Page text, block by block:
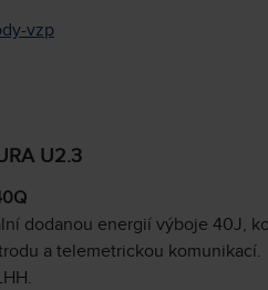
vzp
U2.3
dodanou energií výboje 40J,
a telemetrickou komunikací.